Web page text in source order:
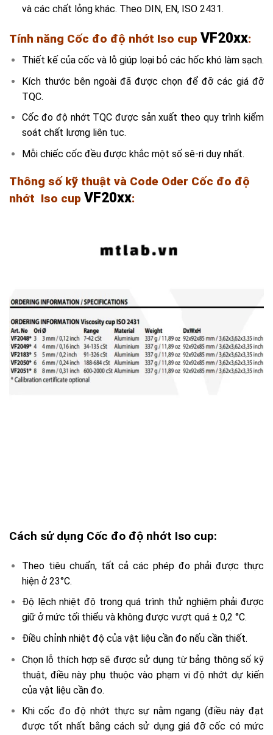
và các chất lỏng khác. Theo DIN, EN, ISO 2431.
Tính năng Cốc đo độ nhớt Iso cup VF20xx:
Thiết kế của cốc và lỗ giúp loại bỏ các hốc khó làm sạch.
Kích thước bên ngoài đã được chọn để đỡ các giá đỡ
TQC.
Cốc đo độ nhớt TQC được sản xuất theo quy trình kiểm
soát chất lượng liên tục.
Mỗi chiếc cốc đều được khắc một số sê-ri duy nhất.
Thông số kỹ thuật và Code Oder Cốc đo độ
nhớt Iso cup VF20xx:
Cách sử dụng Cốc đo độ nhớt Iso cup:
Theo tiêu chuẩn, tất cả các phép đo phải được thực
hiện ở 23°C.
Độ lệch nhiệt độ trong quá trình thử nghiệm phải được
giữ ở mức tối thiểu và không được vượt quá ± 0,2 °C.
Điều chỉnh nhiệt độ của vật liệu cần đo nếu cần thiết.
Chọn lỗ thích hợp sẽ được sử dụng từ bảng thông số kỹ
thuật, điều này phụ thuộc vào phạm vi độ nhớt dự kiến
của vật liệu cần đo.
Khi cốc đo độ nhớt thực sự nằm ngang (điều này đạt
được tốt nhất bằng cách sử dụng giá đỡ cốc có mức